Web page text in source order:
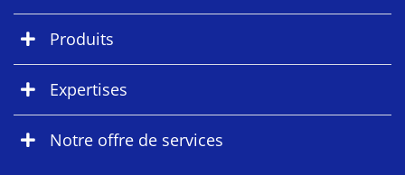
Produits
Expertises
Notre offre de services